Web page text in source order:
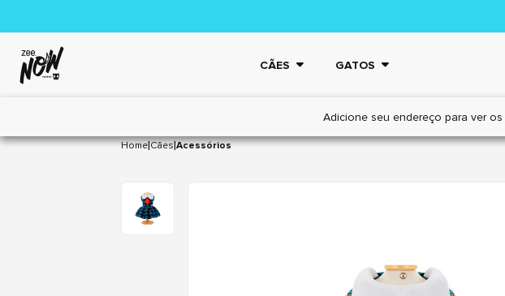
CÃES GATOS
Adicione seu endereço para ver os
Home|Cães|Acessórios